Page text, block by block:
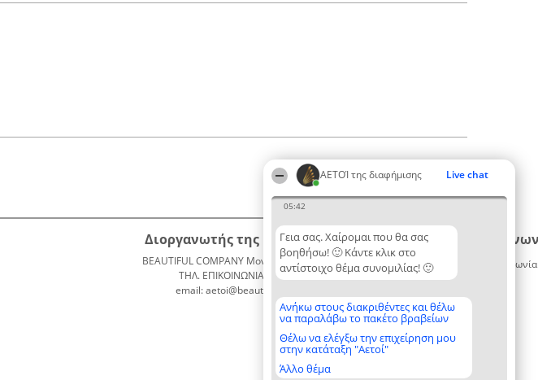
ΑΕΤΟΊ της διαφήμισης Live chat
05:42
Γεια σας. Χαίρομαι που θα σας
βοηθήσω! 🙂 Κάντε κλικ στο
αντίστοιχο θέμα συνομιλίας! 🙂
Ανήκω στους διακριθέντες και θέλω
να παραλάβω το πακέτο βραβείων
Θέλω να ελέγξω την επιχείρηση μου
στην κατάταξη "Αετοί"
Άλλο θέμα
Διοργανωτής της κατάταξης
BEAUTIFUL COMPANY Μονοπρόσωπη ΙΚΕ
ΤΗΛ. ΕΠΙΚΟΙΝΩΝΙΑΣ: 2104128019
email: aetoi@beautifulcompany.co
Κατάταξη
Διακριθέντες
Λίστα
διακριθέντων
Μεθοδολογία
Όροι &
προϋποθέσεις
Επικοινωνία